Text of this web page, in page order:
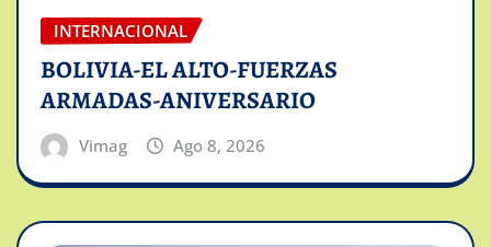
INTERNACIONAL
BOLIVIA-EL ALTO-FUERZAS
ARMADAS-ANIVERSARIO
Vimag Ago 8, 2026